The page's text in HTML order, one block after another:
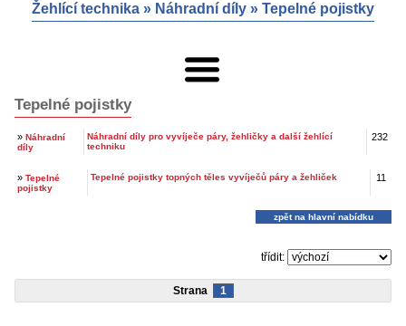
Žehlící technika » Náhradní díly » Tepelné pojistky
Tepelné pojistky
» Náhradní
díly
Náhradní díly pro vyvíječe páry, žehličky a další žehlící
techniku
232
» Tepelné
pojistky
Tepelné pojistky topných těles vyvíječů páry a žehliček 11
zpět na hlavní nabídku
třídit:
Strana 1